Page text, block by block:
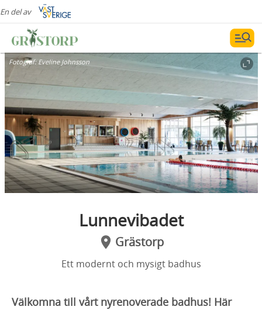
En del av
Fotograf: Eveline Johnsson
Lunnevibadet
Grästorp
Ett modernt och mysigt badhus
Välkomna till vårt nyrenoverade badhus! Här